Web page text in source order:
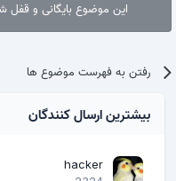
این موضوع بایگانی و قفل
رفتن به فهرست موضوع ها
بیشترین ارسال کنندگان
hacker